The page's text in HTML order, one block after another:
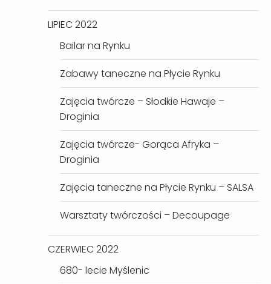
LIPIEC 2022
Bailar na Rynku
Zabawy taneczne na Płycie Rynku
Zajęcia twórcze – Słodkie Hawaje –
Droginia
Zajęcia twórcze- Gorąca Afryka –
Droginia
Zajęcia taneczne na Płycie Rynku – SALSA
Warsztaty twórczości – Decoupage
CZERWIEC 2022
680- lecie Myślenic